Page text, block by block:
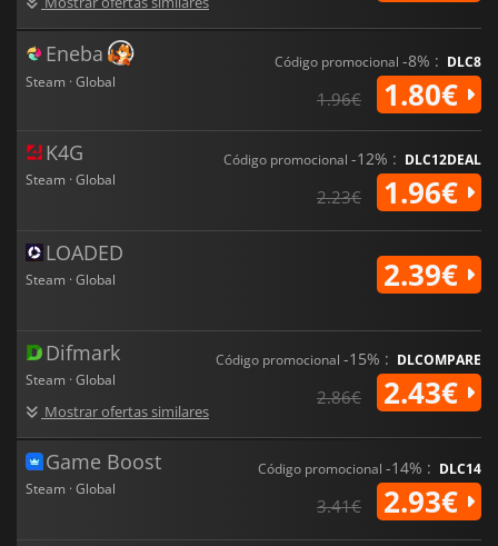
ainda um modo mais desafiante, onde terá um limite de
tempo, ou modo permadeath, onde não será capaz de
ressuscitar gladiadores caídos.
Eneba
Steam · Global
Código promocional -8% : DLC8
1.96€ 1.80€
K4G
Steam · Global
Código promocional -12% : DLC12DEAL
2.23€ 1.96€
LOADED
Steam · Global 2.39€
Difmark
Steam · Global
Mostrar ofertas similares
Código promocional -15% : DLCOMPARE
2.86€ 2.43€
Game Boost
Steam · Global
Código promocional -14% : DLC14
3.41€ 2.93€